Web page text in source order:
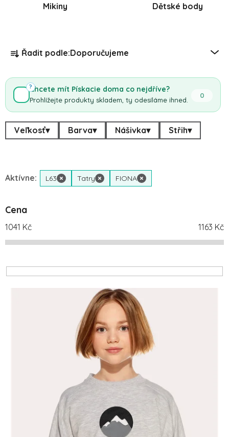
Mikiny Dětské body
Řazení produktů
Řadit podle:Doporučujeme
Chcete mít Pískacie doma co nejdříve?
Prohlížejte produkty skladem, ty odesíláme ihned.
0
?
Veľkosť▾ Barva▾ Nášivka▾ Střih▾
Aktívne: L63 × Tatry × FIONA ×
Cena
1041 Kč 1163 Kč
Výpis produktů